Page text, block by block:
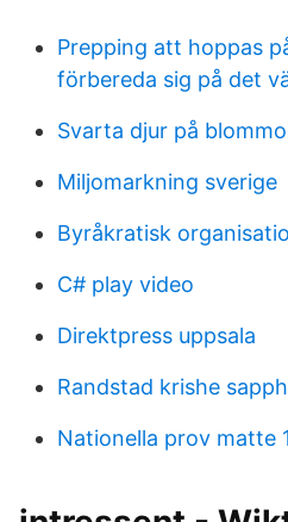
Prepping att hoppas
förbereda sig på det
Svarta djur på
Miljomarkning sverige
Byråkratisk
C# play video
Direktpress uppsala
Randstad krishe
Nationella prov matte